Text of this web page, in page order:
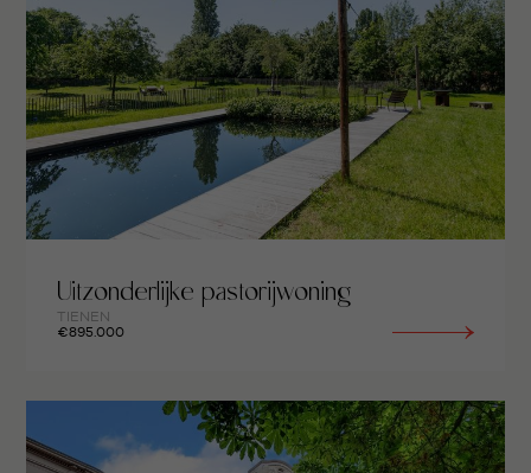
Uitzonderlijke pastorijwoning
TIENEN
€895.000